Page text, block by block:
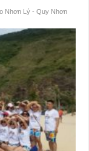
Nhơn Lý - Quy Nhơn